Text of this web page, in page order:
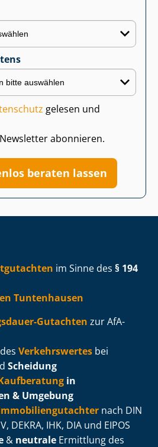
gelesen und
abonnieren.
beraten lassen
im Sinne des § 194
Tuntenhausen
Gutachten zur AfA-
des Verkehrswertes bei
Scheidung
in
& Umgebung
nach DIN
DEKRA, IHK, DIA und EIPOS
& neutrale Ermittlung des